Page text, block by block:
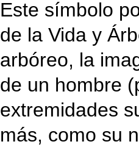
Este símbolo
de la Vida y
arbóreo, la
de un hombre
extremidades
más, como su